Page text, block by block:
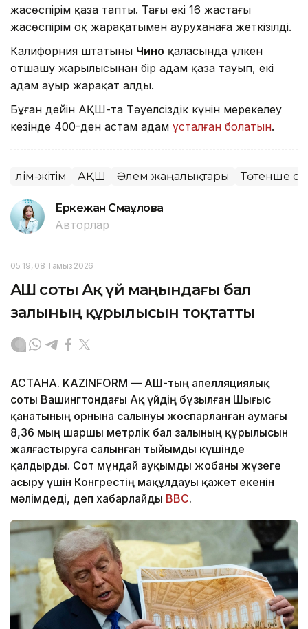
жасөспірім қаза тапты. Тағы екі 16 жастағы
жасөспірім оқ жарақатымен ауруханаға жеткізілді.
Калифорния штатының Чино қаласында үлкен
отшашу жарылысынан бір адам қаза тауып, екі
адам ауыр жарақат алды.
Бұған дейін АҚШ-та Тәуелсіздік күнін мерекелеу
кезінде 400-ден астам адам ұсталған болатын.
Өлім-жітім АҚШ Әлем жаңалықтары Төтенше
Еркежан Смағұлова
Авторлар
05:19, 08 Тамыз 2026
АҚШ соты Ақ үй маңындағы бал
залының құрылысын тоқтатты
АСТАНА. KAZINFORM — АҚШ-тың апелляциялық
соты Вашингтондағы Ақ үйдің бұзылған Шығыс
қанатының орнына салынуы жоспарланған аумағы
8,36 мың шаршы метрлік бал залының құрылысын
жалғастыруға салынған тыйымды күшінде
қалдырды. Сот мұндай ауқымды жобаны жүзеге
асыру үшін Конгрестің мақұлдауы қажет екенін
мәлімдеді, деп хабарлайды BBC.